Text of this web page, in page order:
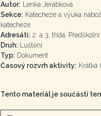
Autor: Lenka Jeřábková
Sekce: Katecheze a výuka
katecheze
Adresáti: 2. a 3. třída, Předškolní
Druh: Luštění
Typ: Dokument
Časový rozvrh aktivity: Krátká
Tento materiál je součástí